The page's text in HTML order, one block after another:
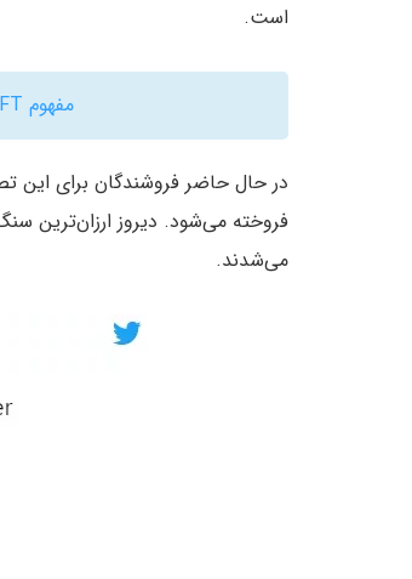
است.
مفهوم NFT چیست؟ همه چیز درباره توکنهای غیر قابل تعویض
در حال حاضر فروشندگان برای این
می‌شدند.